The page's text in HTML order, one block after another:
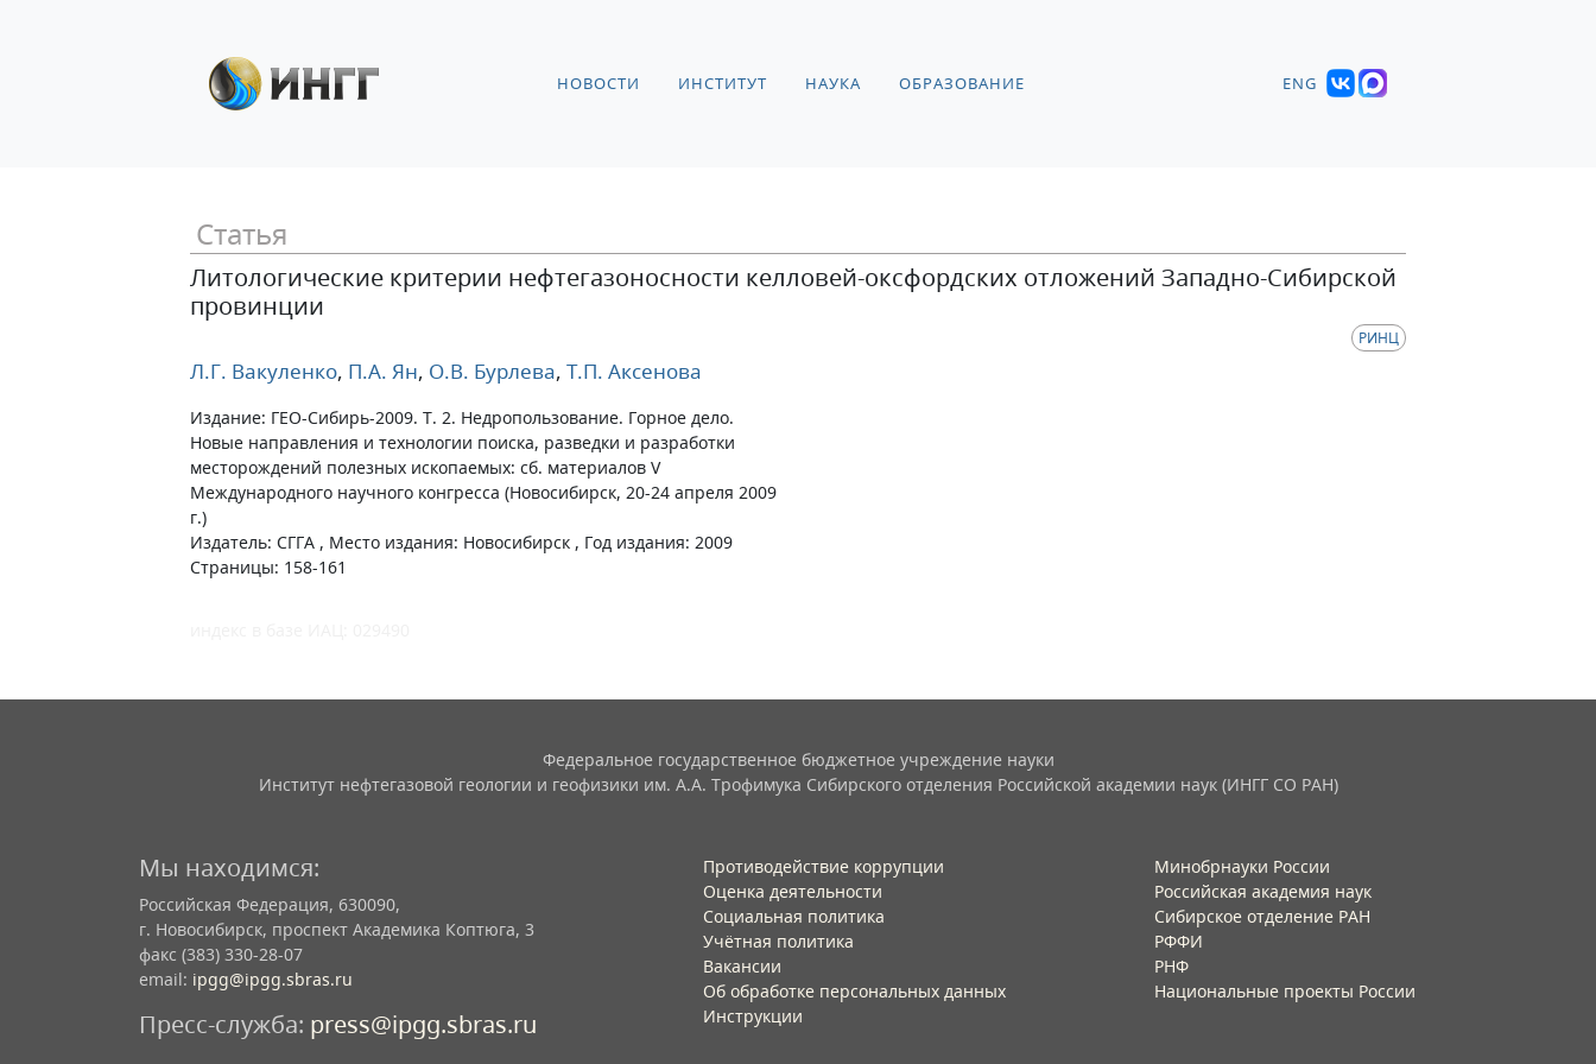
НОВОСТИ ИНСТИТУТ НАУКА ОБРАЗОВАНИЕ ENG
Статья
Литологические критерии нефтегазоносности келловей-оксфордских отложений Западно-Сибирской
провинции
РИНЦ
Л.Г. Вакуленко, П.А. Ян, О.В. Бурлева, Т.П. Аксенова
Издание: ГЕО-Сибирь-2009. Т. 2. Недропользование. Горное дело.
Новые направления и технологии поиска, разведки и разработки
месторождений полезных ископаемых: сб. материалов V
Международного научного конгресса (Новосибирск, 20-24 апреля 2009
г.)
Издатель: СГГА , Место издания: Новосибирск , Год издания: 2009
Страницы: 158-161
Федеральное государственное бюджетное учреждение науки
Институт нефтегазовой геологии и геофизики им. А.А. Трофимука Сибирского отделения Российской академии наук (ИНГГ СО РАН)
Мы находимся:
Российская Федерация, 630090,
г. Новосибирск, проспект Академика Коптюга, 3
факс (383) 330-28-07
email: ipgg@ipgg.sbras.ru
Пресс-служба: press@ipgg.sbras.ru
Противодействие коррупции
Оценка деятельности
Социальная политика
Учётная политика​
Вакансии​
Об обработке персональных данных​
Инструкции​
Минобрнауки России
Российская академия наук
Сибирское отделение РАН
РФФИ
РНФ
Национальные проекты России